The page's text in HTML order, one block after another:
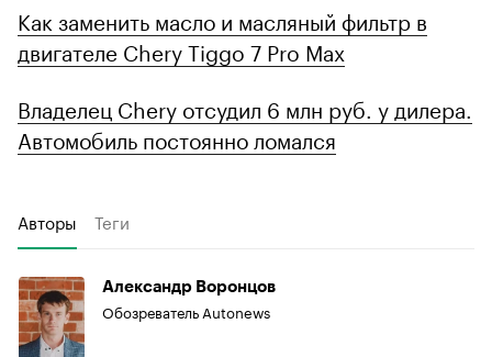
Как заменить масло и масляный фильтр в
двигателе Chery Tiggo 7 Pro Max
Владелец Chery отсудил 6 млн руб. у дилера.
Автомобиль постоянно ломался
Авторы Теги
Александр Воронцов
Обозреватель Autonews